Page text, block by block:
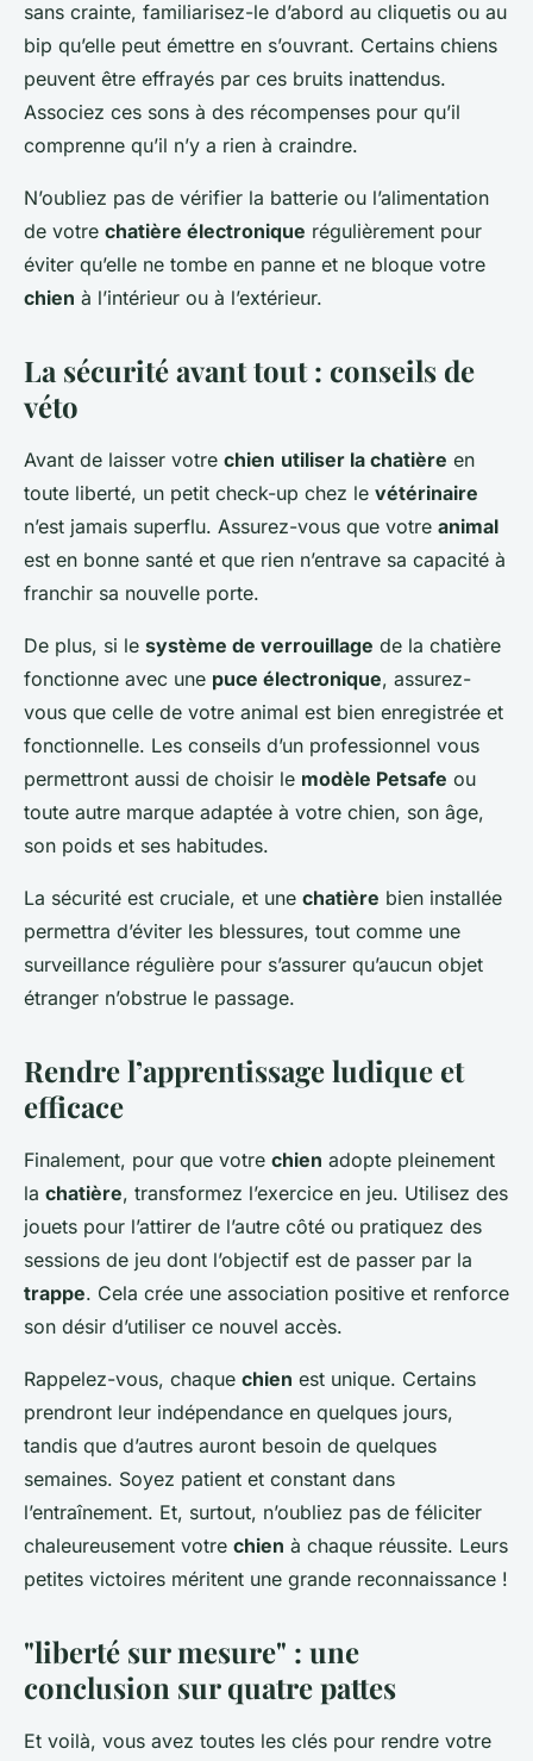
sans crainte, familiarisez-le d’abord au cliquetis ou au
bip qu’elle peut émettre en s’ouvrant. Certains chiens
peuvent être effrayés par ces bruits inattendus.
Associez ces sons à des récompenses pour qu’il
comprenne qu’il n’y a rien à craindre.
N’oubliez pas de vérifier la batterie ou l’alimentation
de votre chatière électronique régulièrement pour
éviter qu’elle ne tombe en panne et ne bloque votre
chien à l’intérieur ou à l’extérieur.
La sécurité avant tout : conseils de
véto
Avant de laisser votre chien utiliser la chatière en
toute liberté, un petit check-up chez le vétérinaire
n’est jamais superflu. Assurez-vous que votre animal
est en bonne santé et que rien n’entrave sa capacité à
franchir sa nouvelle porte.
De plus, si le système de verrouillage de la chatière
fonctionne avec une puce électronique, assurez-
vous que celle de votre animal est bien enregistrée et
fonctionnelle. Les conseils d’un professionnel vous
permettront aussi de choisir le modèle Petsafe ou
toute autre marque adaptée à votre chien, son âge,
son poids et ses habitudes.
La sécurité est cruciale, et une chatière bien installée
permettra d’éviter les blessures, tout comme une
surveillance régulière pour s’assurer qu’aucun objet
étranger n’obstrue le passage.
Rendre l’apprentissage ludique et
efficace
Finalement, pour que votre chien adopte pleinement
la chatière, transformez l’exercice en jeu. Utilisez des
jouets pour l’attirer de l’autre côté ou pratiquez des
sessions de jeu dont l’objectif est de passer par la
trappe. Cela crée une association positive et renforce
son désir d’utiliser ce nouvel accès.
Rappelez-vous, chaque chien est unique. Certains
prendront leur indépendance en quelques jours,
tandis que d’autres auront besoin de quelques
semaines. Soyez patient et constant dans
l’entraînement. Et, surtout, n’oubliez pas de féliciter
chaleureusement votre chien à chaque réussite. Leurs
petites victoires méritent une grande reconnaissance !
"liberté sur mesure" : une
conclusion sur quatre pattes
Et voilà, vous avez toutes les clés pour rendre votre